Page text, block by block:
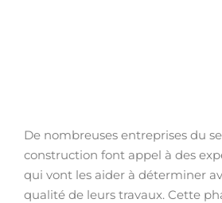
De nombreuses entreprises du
construction font appel à des
qui vont les aider à déterminer
qualité de leurs travaux. Cette